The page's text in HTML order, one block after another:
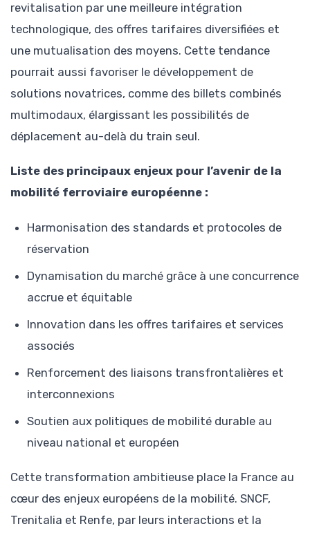
revitalisation par une meilleure intégration
technologique, des offres tarifaires diversifiées et
une mutualisation des moyens. Cette tendance
pourrait aussi favoriser le développement de
solutions novatrices, comme des billets combinés
multimodaux, élargissant les possibilités de
déplacement au-delà du train seul.
Liste des principaux enjeux pour l’avenir de la
mobilité ferroviaire européenne :
Harmonisation des standards et protocoles de
réservation
Dynamisation du marché grâce à une concurrence
accrue et équitable
Innovation dans les offres tarifaires et services
associés
Renforcement des liaisons transfrontalières et
interconnexions
Soutien aux politiques de mobilité durable au
niveau national et européen
Cette transformation ambitieuse place la France au
cœur des enjeux européens de la mobilité. SNCF,
Trenitalia et Renfe, par leurs interactions et la